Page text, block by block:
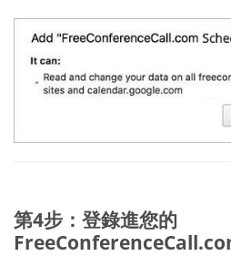
第4步：登錄進您的